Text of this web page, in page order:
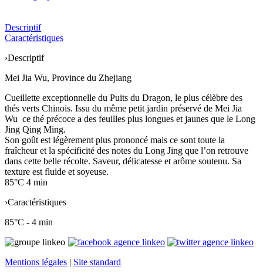
Descriptif
Caractéristiques
›Descriptif
Mei Jia Wu, Province du Zhejiang
Cueillette exceptionnelle du Puits du Dragon, le plus célèbre des
thés verts Chinois. Issu du même petit jardin préservé de Mei Jia
Wu ce thé précoce a des feuilles plus longues et jaunes que le Long
Jing Qing Ming.
Son goût est légèrement plus prononcé mais ce sont toute la
fraîcheur et la spécificité des notes du Long Jing que l’on retrouve
dans cette belle récolte. Saveur, délicatesse et arôme soutenu. Sa
texture est fluide et soyeuse.
85°C 4 min
›Caractéristiques
85°C - 4 min
Mentions légales | Site standard